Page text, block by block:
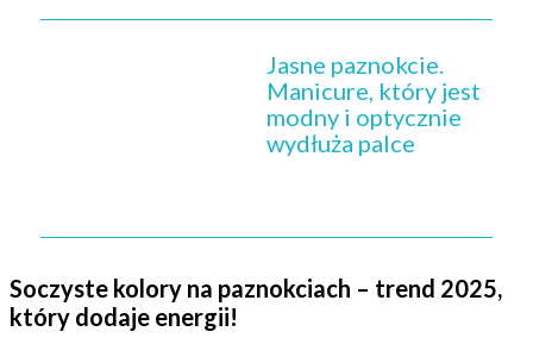
Jasne paznokcie.
Manicure, który jest
modny i optycznie
wydłuża palce
Soczyste kolory na paznokciach – trend 2025,
który dodaje energii!